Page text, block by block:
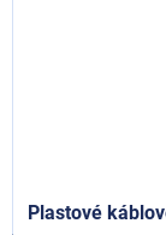
Plastové